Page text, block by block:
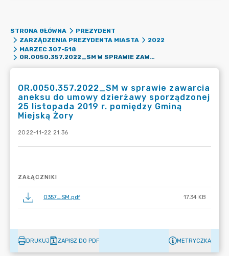
STRONA GŁÓWNA
PREZYDENT
ZARZĄDZENIA PREZYDENTA MIASTA
2022
MARZEC 307-518
OR.0050.357.2022_SM W SPRAWIE ZAWARCIA ANEKSU DO UMOWY DZIERŻAWY SPORZĄDZONEJ 25 LISTOPADA 2019 R. POMIĘDZY GMINĄ MIEJSKĄ ŻORY
OR.0050.357.2022_SM w sprawie zawarcia
aneksu do umowy dzierżawy sporządzonej
25 listopada 2019 r. pomiędzy Gminą
Miejską Żory
2022-11-22 21:36
ZAŁĄCZNIKI
0357_SM.pdf 17.34 KB
DRUKUJ ZAPISZ DO PDF METRYCZKA